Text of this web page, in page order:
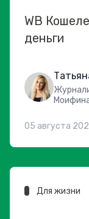
WB
деньги
05 августа
Для жизни